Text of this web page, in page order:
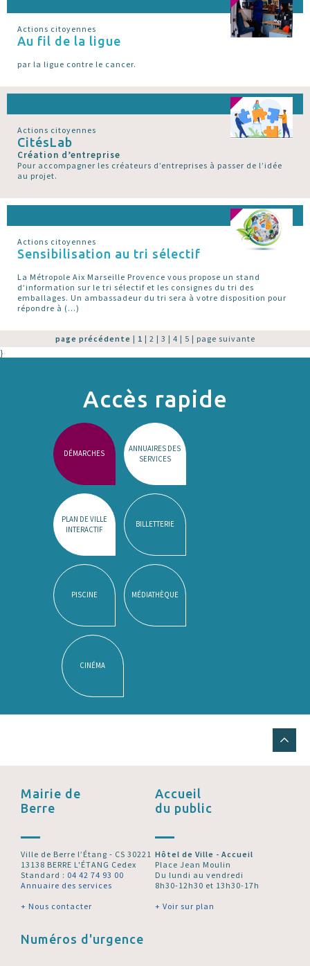
Actions citoyennes
Au fil de la ligue
par la ligue contre le cancer.
Actions citoyennes
CitésLab
Création d’entreprise
Pour accompagner les créateurs d’entreprises à passer de l’idée
au projet.
Actions citoyennes
Sensibilisation au tri sélectif
La Métropole Aix Marseille Provence vous propose un stand
d’information sur le tri sélectif et les consignes du tri des
emballages. Un ambassadeur du tri sera à votre disposition pour
répondre à (…)
page précédente | 1 | 2 | 3 | 4 | 5 | page suivante
}
Accès rapide
DÉMARCHES
ANNUAIRES DES
SERVICES
PLAN DE VILLE
INTERACTIF
BILLETTERIE
PISCINE MÉDIATHÈQUE
CINÉMA
Mairie de
Berre
Ville de Berre l’Étang - CS 30221
13138 BERRE L'ÉTANG Cedex
Standard : 04 42 74 93 00
Annuaire des services
+ Nous contacter
Accueil
du public
Hôtel de Ville - Accueil
Place Jean Moulin
Du lundi au vendredi
8h30-12h30 et 13h30-17h
+ Voir sur plan
Numéros d'urgence